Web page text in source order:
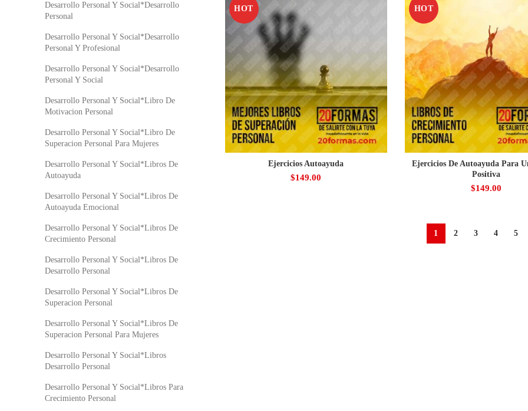
HOT
Ejercicios Autoayuda
$149.00
HOT
Ejercicios De Autoayuda Para
Positiva
$149.00
1 2 3 4 5
Desarrollo Personal Y Social*Desarrollo
Personal
Desarrollo Personal Y Social*Desarrollo
Personal Y Profesional
Desarrollo Personal Y Social*Desarrollo
Personal Y Social
Desarrollo Personal Y Social*Libro De
Motivacion Personal
Desarrollo Personal Y Social*Libro De
Superacion Personal Para Mujeres
Desarrollo Personal Y Social*Libros De
Autoayuda
Desarrollo Personal Y Social*Libros De
Autoayuda Emocional
Desarrollo Personal Y Social*Libros De
Crecimiento Personal
Desarrollo Personal Y Social*Libros De
Desarrollo Personal
Desarrollo Personal Y Social*Libros De
Superacion Personal
Desarrollo Personal Y Social*Libros De
Superacion Personal Para Mujeres
Desarrollo Personal Y Social*Libros
Desarrollo Personal
Desarrollo Personal Y Social*Libros Para
Crecimiento Personal